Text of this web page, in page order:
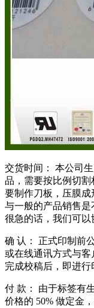
交货时间： 本公司
品，需要按比例切
要制作刀板，压膜成
与一般的产品销售
很急的话，我们可
确 认： 正式印制前
或在线通讯方式与
完成校稿后，即进行
付 款： 由于标签有
价格的 50% 做定金